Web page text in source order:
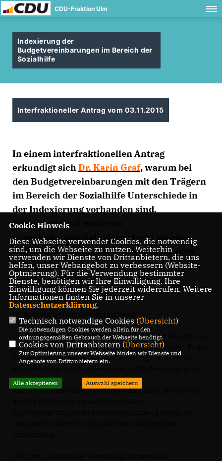
CDU-Fraktion Ulm
Indexierung der
Budgetvereinbarungen im Bereich der
Sozialhilfe
Interfraktioneller Antrag vom 03.11.2015
In einem interfraktionellen Antrag
erkundigt sichDr. Karin Graf, warum bei
den Budgetvereinbarungen mit den Trägern
im Bereich der Sozialhilfe Unterschiede in
der Indexierung vorhanden sind.
Gemeinsam mit weiteren
Gemeinderatsmitgliedern strebt sie eine
Vereinheitlichung dieser Vereinbarungen
an.
Der Antrag im Wortlaut:
Die Budgetvereinbarungen mit den Trägern im Bereich der
Sozialhilfe unterscheiden sich bzgl. der Indexierung. Einige
Vereinbarungen enthalten eine Regelung, mit der eine
Andere Vereinbarungen enthalten dies nicht. Da aber die
Cookie Hinweis
Diese Webseite verwendet Cookies, die notwendig
sind, um die Webseite zu nutzen. Weiterhin
verwenden wir Dienste von Drittanbietern, die uns
helfen, unser Webangebot zu verbessern (Website-
Optmierung). Für die Verwendung bestimmter
Dienste, benötigen wir Ihre Einwilligung. Ihre
Einwilligung können Sie jederzeit widerrufen. Weitere
Informationen finden Sie in unserer
Datenschutzerklärung.
Technisch notwendige Cookies (Übersicht)
Die notwendigen Cookies werden allein für den
ordnungsgemäßen Gebrauch der Webseite benötigt.
Cookies von Drittanbietern (Übersicht)
Zur Optimierung unserer Webseite binden wir Dienste und
Angebote von Drittanbietern ein.
Alle akzeptieren Auswahl speichern